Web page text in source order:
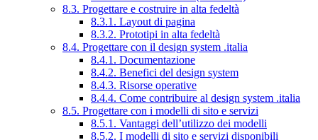
8.3. Progettare e costruire in alta fedeltà
8.3.1. Layout di pagina
8.3.2. Prototipi in alta fedeltà
8.4. Progettare con il design system .italia
8.4.1. Documentazione
8.4.2. Benefici del design system
8.4.3. Risorse operative
8.4.4. Come contribuire al design system .italia
8.5. Progettare con i modelli di sito e servizi
8.5.1. Vantaggi dell’utilizzo dei modelli
8.5.2. I modelli di sito e servizi disponibili